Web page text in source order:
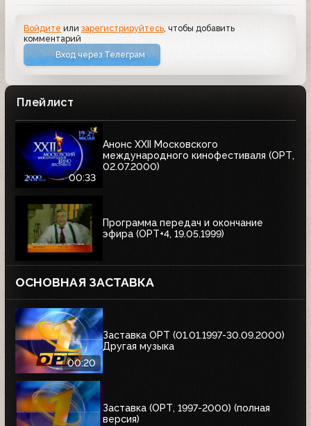
Войдите илизарегистрируйтесь, чтобы добавить
комментарий
Вход через Телеграм
Плейлист
00:33
Анонс XXII Московского
международного кинофестиваля (ОРТ,
02.07.2000)
Программа передач и окончание
эфира (ОРТ+4, 19.05.1999)
ОСНОВНАЯ ЗАСТАВКА
00:20
Заставка ОРТ (01.01.1997-30.09.2000)
Другая музыка
Заставка (ОРТ, 1997-2000) (полная
версия)